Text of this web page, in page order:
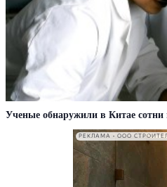
Ученые обнаружили в Китае сотни